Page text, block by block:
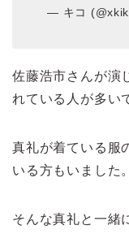
— キコ
佐藤浩市さんが演
れている人が多い
真礼が着ている服
いる方もいました。
そんな真礼と一緒